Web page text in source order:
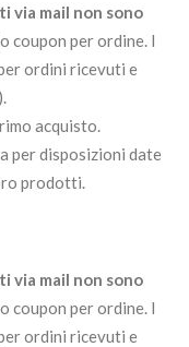
via mail non sono
coupon per ordine. I
ordini ricevuti e
acquisto.
per disposizioni date
prodotti.
via mail non sono
coupon per ordine. I
ordini ricevuti e